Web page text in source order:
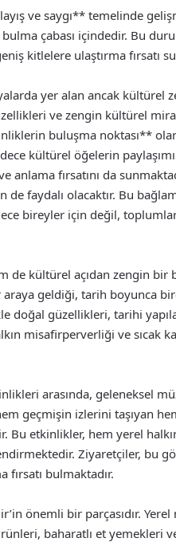
ve saygı** temelinde
çabası içindedir. Bu
kitlelere ulaştırma fırsatı
yer alan ancak
ve zengin kültürel
buluşma noktası**
kültürel öğelerin paylaşımı
anlama fırsatını da
faydalı olacaktır. Bu
bireyler için değil,
kültürel açıdan zengin bir
geldiği, tarih boyunca
doğal güzellikleri, tarihi
misafirperverliği ve sıcak
arasında, geleneksel
geçmişin izlerini taşıyan
Bu etkinlikler, hem yerel
Ziyaretçiler, bu
fırsatı bulmaktadır.
önemli bir parçasıdır.
baharatlı et yemekleri